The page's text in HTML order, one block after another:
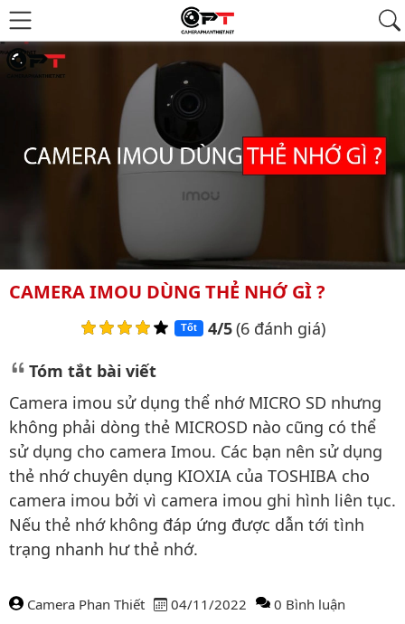
CAMERA IMOU DÙNG THẺ NHỚ GÌ ?
Tốt 4/5(6 đánh giá)
Tóm tắt bài viết
Camera imou sử dụng thể nhớ MICRO SD nhưng
không phải dòng thẻ MICROSD nào cũng có thể
sử dụng cho camera Imou. Các bạn nên sử dụng
thẻ nhớ chuyên dụng KIOXIA của TOSHIBA cho
camera imou bởi vì camera imou ghi hình liên tục.
Nếu thẻ nhớ không đáp ứng được dẫn tới tình
trạng nhanh hư thẻ nhớ.
Camera Phan Thiết 04/11/2022 0 Bình luận